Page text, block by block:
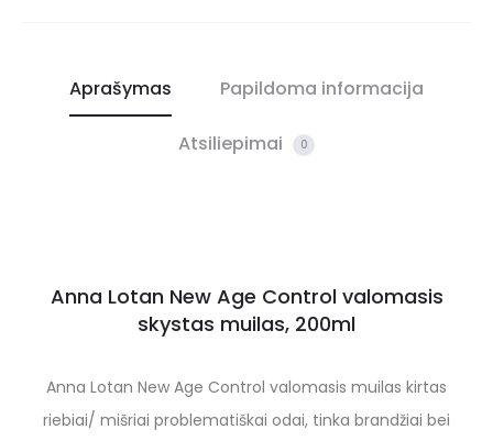
Aprašymas Papildoma informacija
Atsiliepimai 0
Anna Lotan New Age Control valomasis
skystas muilas, 200ml
Anna Lotan New Age Control valomasis muilas kirtas
riebiai/ mišriai problematiškai odai, tinka brandžiai bei